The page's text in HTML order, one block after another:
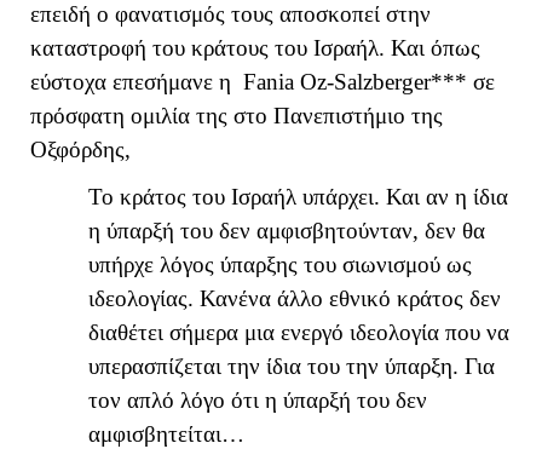
επειδή ο φανατισμός τους αποσκοπεί στην
καταστροφή του κράτους του Ισραήλ. Και όπως
εύστοχα επεσήμανε η Fania Oz-Salzberger*** σε
πρόσφατη ομιλία της στο Πανεπιστήμιο της
Οξφόρδης,
Το κράτος του Ισραήλ υπάρχει. Και αν η ίδια
η ύπαρξή του δεν αμφισβητούνταν, δεν θα
υπήρχε λόγος ύπαρξης του σιωνισμού ως
ιδεολογίας. Κανένα άλλο εθνικό κράτος δεν
διαθέτει σήμερα μια ενεργό ιδεολογία που να
υπερασπίζεται την ίδια του την ύπαρξη. Για
τον απλό λόγο ότι η ύπαρξή του δεν
αμφισβητείται…